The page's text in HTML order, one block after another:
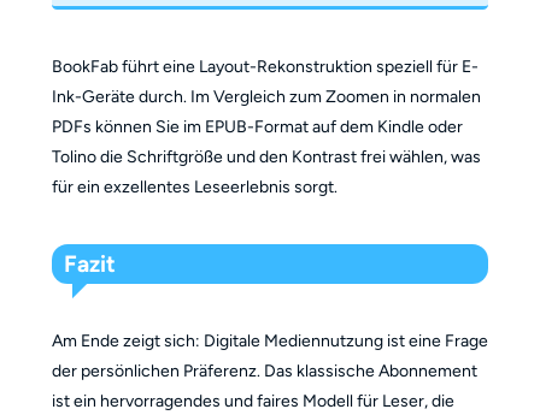
BookFab führt eine Layout-Rekonstruktion speziell für E-
Ink-Geräte durch. Im Vergleich zum Zoomen in normalen
PDFs können Sie im EPUB-Format auf dem Kindle oder
Tolino die Schriftgröße und den Kontrast frei wählen, was
für ein exzellentes Leseerlebnis sorgt.
Fazit
Am Ende zeigt sich: Digitale Mediennutzung ist eine Frage
der persönlichen Präferenz. Das klassische Abonnement
ist ein hervorragendes und faires Modell für Leser, die